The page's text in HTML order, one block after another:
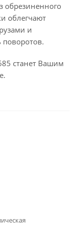
обрезиненного
облегчают
и
поворотов.
станет Вашим